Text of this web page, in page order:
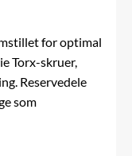
for optimal
Torx-skruer,
Reservedele
som